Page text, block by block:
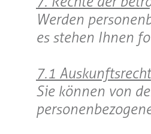
Werden
es stehen Ihnen
7.1 Auskunftsrecht
Sie können von